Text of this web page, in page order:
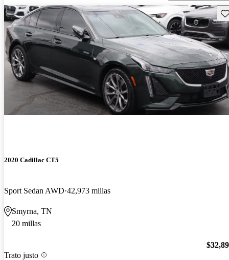
2020 Cadillac CT5
Sport Sedan AWD 42,973 millas
Smyrna, TN
20 millas
Trato justo